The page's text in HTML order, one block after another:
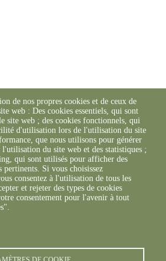
de nos propres cookies et de ceux de
web : Des cookies essentiels, qui sont
site web ; des cookies fonctionnels, qui
d'utilisation lors de l'utilisation du site
que nous utilisons pour générer
l'utilisation du site web et des statistiques ;
qui sont utilisés pour afficher des
pertinents. Si vous choisissez
consentez à l'utilisation de tous les
et rejeter des types de cookies
consentement pour l'avenir à tout